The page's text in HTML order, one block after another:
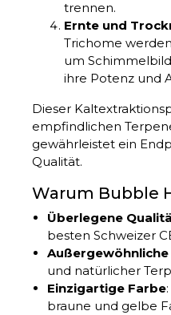
trennen.
Ernte und
Trichome
um
ihre Potenz und
Dieser
empfindlichen
gewährleistet ein
Qualität.
Warum Bubble
Überlegene
besten Schweizer
und natürlicher
Einzigartige Farbe
braune und gelbe